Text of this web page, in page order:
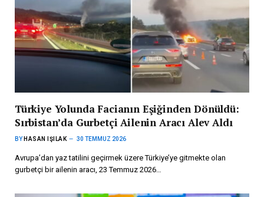
Türkiye Yolunda Facianın Eşiğinden Dönüldü:
Sırbistan’da Gurbetçi Ailenin Aracı Alev Aldı
BY HASAN IŞILAK 30 TEMMUZ 2026
Avrupa’dan yaz tatilini geçirmek üzere Türkiye’ye gitmekte olan
gurbetçi bir ailenin aracı, 23 Temmuz 2026…